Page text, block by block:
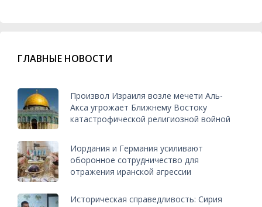
ГЛАВНЫЕ НОВОСТИ
Произвол Израиля возле мечети Аль-
Акса угрожает Ближнему Востоку
катастрофической религиозной войной
Иордания и Германия усиливают
оборонное сотрудничество для
отражения иранской агрессии
Историческая справедливость: Сирия